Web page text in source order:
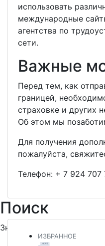
использовать
международные
агентства по
сети.
Важные
Перед тем, как
границей,
страховке и других
Об этом мы
Для получения
пожалуйста,
Телефон: + 7 924 707
Поиск
Знакомьтесь и заводите
ИЗБРАННОЕ